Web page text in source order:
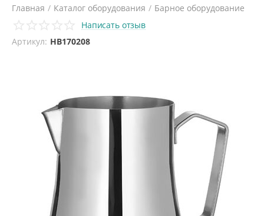
Главная / Каталог оборудования / Барное оборудование
Аксессуары и комплектующие для бара и кофейни
Написать отзыв
Артикул: HB170208